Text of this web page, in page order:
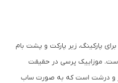
پارکینگ، زیر پارکت و پشت بام
است. موزاییک پرسی در حقیقت
و درشت است که به صورت ساب